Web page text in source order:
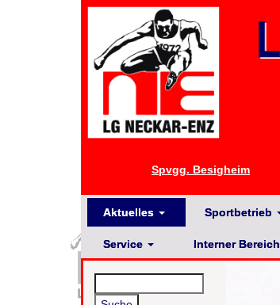
Spvgg. Besigheim
Aktuelles Sportbetrieb
Service Interner Bereich